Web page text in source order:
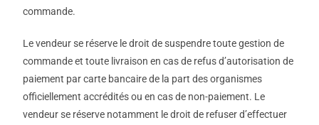
commande.
Le vendeur se réserve le droit de suspendre toute gestion de
commande et toute livraison en cas de refus d’autorisation de
paiement par carte bancaire de la part des organismes
officiellement accrédités ou en cas de non-paiement. Le
vendeur se réserve notamment le droit de refuser d’effectuer